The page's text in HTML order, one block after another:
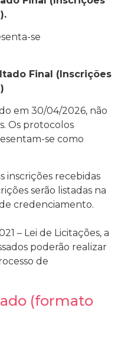
se
Final (Inscrições
em 30/04/2026, não
Os protocolos
se como
inscrições recebidas
serão listadas na
credenciamento.
– Lei de Licitações, a
poderão realizar
de
(formato